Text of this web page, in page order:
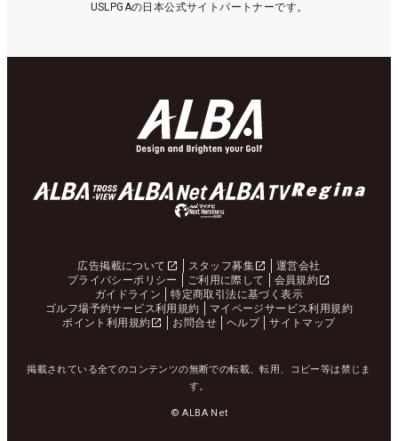
USLPGAの日本公式サイトパートナーです。
広告掲載について スタッフ募集
運営会社
プライバシーポリシー
ご利用に際して
会員規約
ガイドライン
特定商取引法に基づく表示
ゴルフ場予約サービス利用規約
マイページサービス利用規約
ポイント利用規約
お問合せ ヘルプ サイトマップ
掲載されている全てのコンテンツの無断での転載、転用、コピー等は禁じま
す。
© ALBA Net